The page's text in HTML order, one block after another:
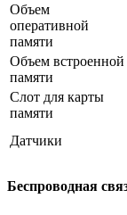
Объем
оперативной
памяти
Объем встроенной
памяти
Слот для карты
памяти
Датчики
Беспроводная